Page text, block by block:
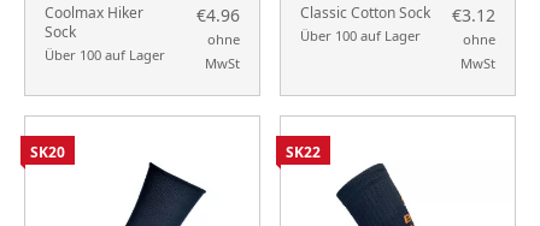
Coolmax Hiker
Sock
Über 100 auf Lager
€4.96
ohne
MwSt
Classic Cotton Sock
Über 100 auf Lager
€3.12
ohne
MwSt
SK20 SK22